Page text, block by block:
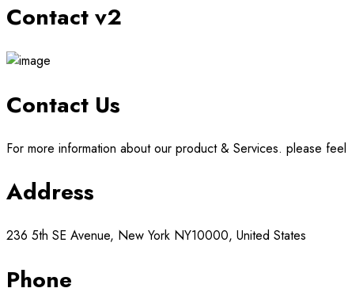
Contact v2
Contact Us
For more information about our product & Services. please
Address
236 5th SE Avenue, New York NY10000, United States
Phone